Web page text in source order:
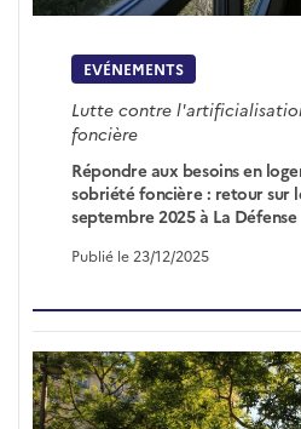
EVÉNEMENTS
Lutte contre
foncière
Répondre aux besoins en
sobriété foncière : retour sur
septembre 2025 à La Défense
Publié le 23/12/2025